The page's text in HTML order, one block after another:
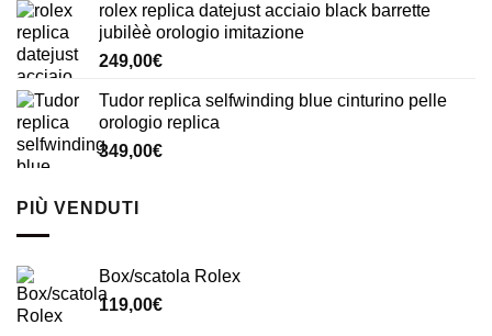
rolex replica datejust acciaio black barrette
jubilèè orologio imitazione
249,00€
Tudor replica selfwinding blue cinturino pelle
orologio replica
349,00€
PIÙ VENDUTI
Box/scatola Rolex
119,00€